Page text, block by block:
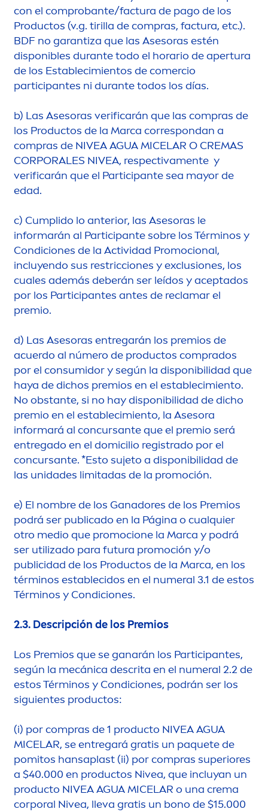
con el comprobante/factura de pago de los
Productos (v.g. tirilla de compras, factura, etc.).
BDF no garantiza que las Asesoras estén
disponibles durante todo el horario de apertura
de los Establecimientos de comercio
participantes ni durante todos los días.
b) Las Asesoras verificarán que las compras de
los Productos de la Marca correspondan a
compras de NIVEAAGUA MICELAR O CREMAS
CORPORALES NIVEA, respectivamente y
verificarán que el Participante sea mayor de
edad.
c) Cumplido lo anterior, las Asesoras le
informarán al Participante sobre los Términos y
Condiciones de la Actividad Promocional,
incluyendo sus restricciones y exclusiones, los
cuales además deberán ser leídos y aceptados
por los Participantes antes de reclamar el
premio.
d) Las Asesoras entregarán los premios de
acuerdo al número de productos comprados
por el consumidor y según la disponibilidad que
haya de dichos premios en el establecimiento.
No obstante, si no hay disponibilidad de dicho
premio en el establecimiento, la Asesora
informará al concursante que el premio será
entregado en el domicilio registrado por el
concursante. *Esto sujeto a disponibilidad de
las unidades limitadas de la promoción.
e) El nombre de los Ganadores de los Premios
podrá ser publicado en la Página o cualquier
otro medio que promocione la Marca y podrá
ser utilizado para futura promoción y/o
publicidad de los Productos de la Marca, en los
términos establecidos en el numeral 3.1 de estos
Términos y Condiciones.
2.3. Descripción de los Premios
Los Premios que se ganarán los Participantes,
según la mecánica descrita en el numeral 2.2 de
estos Términos y Condiciones, podrán ser los
siguientes productos:
(i) por compras de 1 producto NIVEAAGUA
MICELAR, se entregará gratis un paquete de
pomitos hansaplast (ii) por compras superiores
a $40.000 en productos Nivea, que incluyan un
producto NIVEAAGUA MICELAR o una crema
corporal Nivea, lleva gratis un bono de $15.000